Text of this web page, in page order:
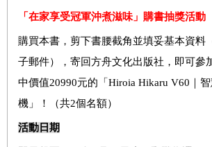
「在家享受冠軍沖煮滋味」購書抽獎活動
購買本書，剪下書腰截角並填妥基本資料
子郵件），寄回方舟文化出版社，即可參
中價值20990元的「Hiroia Hikaru V60｜
機」！（共2個名額）
活動日期